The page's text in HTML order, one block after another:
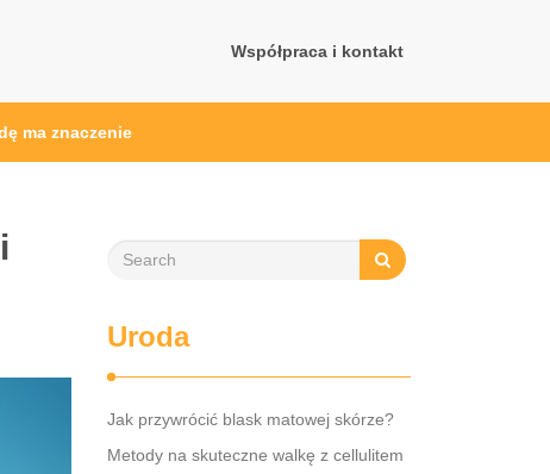
Współpraca i kontakt
ma znaczenie
Uroda
Jak przywrócić blask matowej skórze?
Metody na skuteczne walkę z cellulitem